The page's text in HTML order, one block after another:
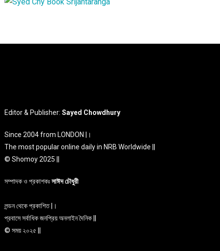
Editor & Publisher:Sayed Chowdhury
Since 2004 from LONDON |।
The most popular online daily in NRB Worldwide ||
© Shomoy 2025 ||
সম্পাদক ও প্রকাশকঃসাঈদ চৌধুরী
লন্ডন থেকে প্রকাশিত |।
প্রবাসে সর্বাধিক জনপ্রিয় অনলাইন দৈনিক ||
© সময় ২০২৫ ||